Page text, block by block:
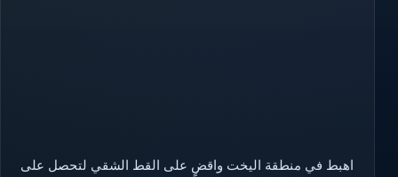
اهبط في منطقة اليخت واقضٍ على القط الشقي لتحصل على